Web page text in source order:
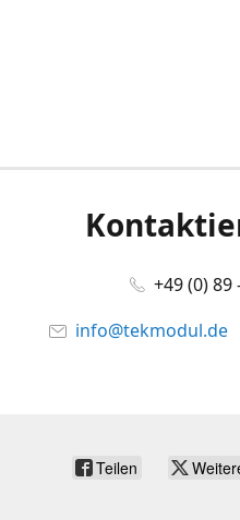
+49 (0) 89
info@tekmodul.de
Teilen